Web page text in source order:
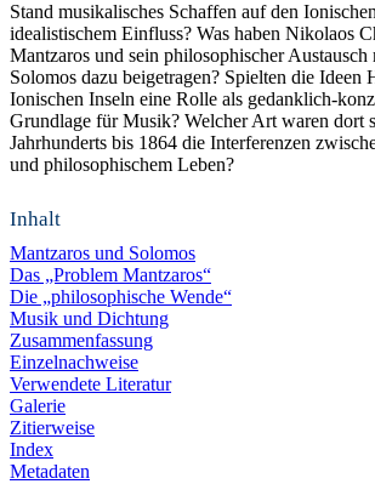
Stand musikalisches Schaffen auf den
idealistischem Einfluss? Was haben Nikolaos
Mantzaros und sein philosophischer
Solomos dazu beigetragen? Spielten die Ideen
Ionischen Inseln eine Rolle als gedanklich-
Grundlage für Musik? Welcher Art waren dort
Jahrhunderts bis 1864 die Interferenzen
und philosophischem Leben?
Inhalt
Mantzaros und Solomos
Das „Problem Mantzaros“
Die „philosophische Wende“
Musik und Dichtung
Zusammenfassung
Einzelnachweise
Verwendete Literatur
Galerie
Zitierweise
Index
Metadaten